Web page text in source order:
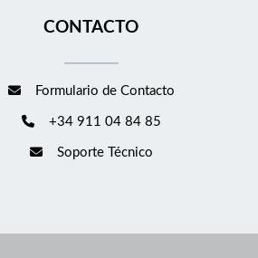
CONTACTO
Formulario de Contacto
+34 911 04 84 85
Soporte Técnico